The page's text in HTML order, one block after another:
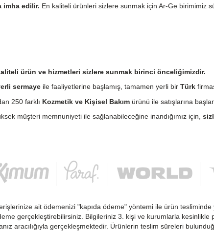
imha edilir. En kaliteli ürünleri sizlere sunmak için Ar-Ge birimimiz
ürün ve hizmetleri sizlere sunmak birinci önceliğimizdir.
sermaye ile faaliyetlerine başlamış, tamamen yerli bir Türk
250 farklı Kozmetik ve Kişisel Bakım ürünü ile satışlarına
müşteri memnuniyeti ile sağlanabileceğine inandığımız için,
ait ödemenizi "kapıda ödeme" yöntemi ile ürün
gerçekleştirebilirsiniz. Bilgileriniz 3. kişi ve kurumlarla
aracılığıyla gerçekleşmektedir. Ürünlerin teslim süreleri